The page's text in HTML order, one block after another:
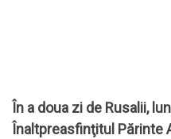
În a doua zi de Rusalii,
Înaltpreasfinţitul Părinte